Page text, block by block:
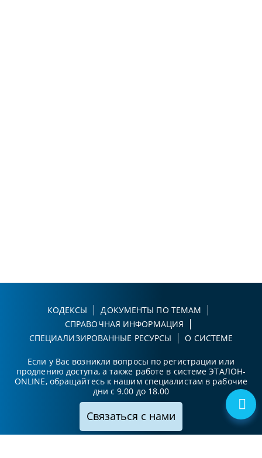
КОДЕКСЫ
ДОКУМЕНТЫ ПО ТЕМАМ
СПРАВОЧНАЯ ИНФОРМАЦИЯ
СПЕЦИАЛИЗИРОВАННЫЕ РЕСУРСЫ
О СИСТЕМЕ
Если у Вас возникли вопросы по регистрации или
продлению доступа, а также работе в системе ЭТАЛОН-
ONLINE, обращайтесь к нашим специалистам в рабочие
дни с 9.00 до 18.00
Связаться с нами